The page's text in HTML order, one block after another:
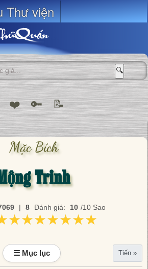
Thư viện
🔍
❤️ 🔑 📝
Mặc Bích
Trinh
| 8 Đánh giá: 10 /10 Sao
☰ Mục lục Tiến »